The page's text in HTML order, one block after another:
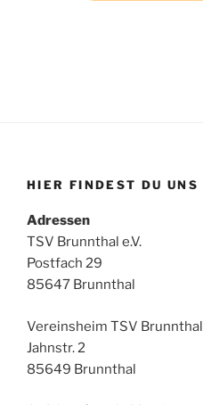
HIER FINDEST DU UNS
Adressen
TSV Brunnthal e.V.
Postfach 29
85647 Brunnthal
Vereinsheim TSV Brunnthal
Jahnstr. 2
85649 Brunnthal